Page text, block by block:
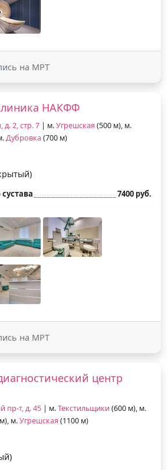
на МРТ
НАКФФ
д. 2, стр. 7 | м.Угрешская (500 м), м.
Дубровка (700 м)
7400 руб.
на МРТ
центр
пр-т, д. 45 | м.Текстильщики (600 м), м.
м.Угрешская (1100 м)